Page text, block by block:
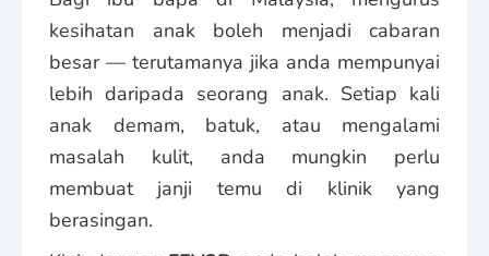
kesihatan anak boleh menjadi cabaran
besar — terutamanya jika anda mempunyai
lebih daripada seorang anak. Setiap kali
anak demam, batuk, atau mengalami
masalah kulit, anda mungkin perlu
membuat janji temu di klinik yang
berasingan.